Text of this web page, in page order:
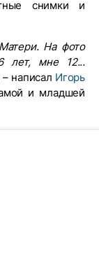
снимки и
На фото
лет, мне 12...
– написал Игорь
и младшей